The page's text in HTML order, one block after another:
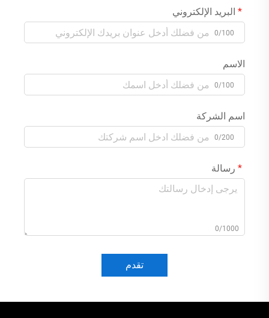
البريد الإلكتروني
0/100
الاسم
0/100
اسم الشركة
0/200
رسالة
0/1000
تقدم